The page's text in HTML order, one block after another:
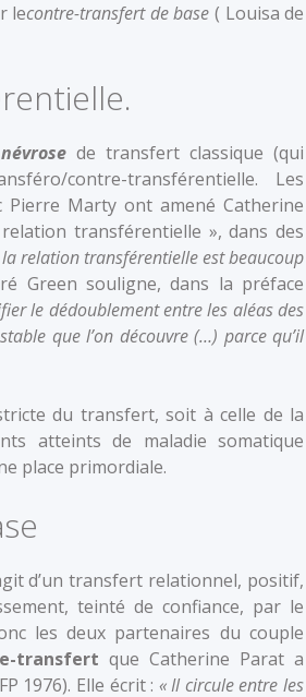
lecontre-transfert de base ( Louisa de
névrose de transfert classique (qui
contre-transférentielle. Les
Marty ont amené Catherine
transférentielle », dans des
relation transférentielle est beaucoup
Green souligne, dans la préface
le dédoublement entre les aléas des
que l’on découvre (…) parce qu’il
du transfert, soit à celle de la
atteints de maladie somatique
place primordiale.
d’un transfert relationnel, positif,
teinté de confiance, par le
les deux partenaires du couple
transfert que Catherine Parat a
1976). Elle écrit : « Il circule entre les